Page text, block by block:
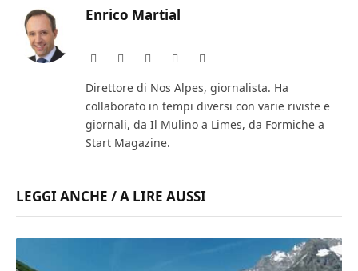
Enrico Martial
Website Facebook Instagram
Direttore di Nos Alpes, giornalista. Ha
collaborato in tempi diversi con varie riviste e
giornali, da Il Mulino a Limes, da Formiche a
Start Magazine.
LEGGI ANCHE / A LIRE AUSSI